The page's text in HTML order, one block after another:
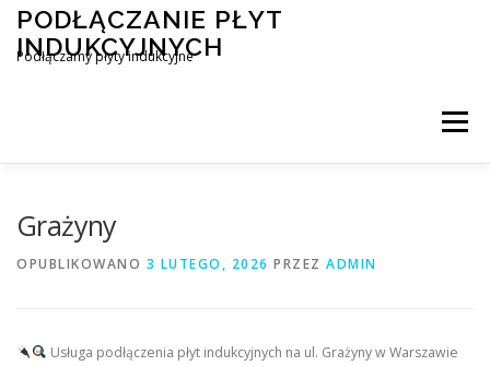
Przejdź
treści
PODŁĄCZANIE PŁYT
INDUKCYJNYCH
Podłączamy płyty indukcyjne
Menu
Grażyny
OPUBLIKOWANO 3 LUTEGO, 2026 PRZEZ ADMIN
Usługa podłączenia płyt indukcyjnych na ul. Grażyny w Warszawie